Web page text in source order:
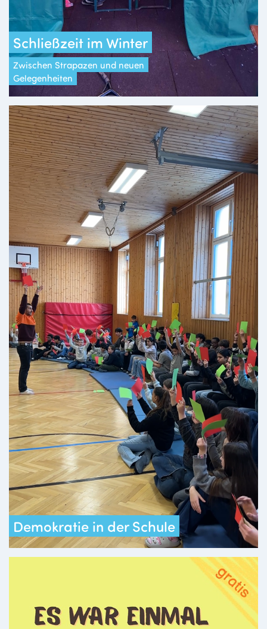
Schließzeit im Winter
Zwischen Strapazen und neuen
Gelegenheiten
Demokratie in der Schule